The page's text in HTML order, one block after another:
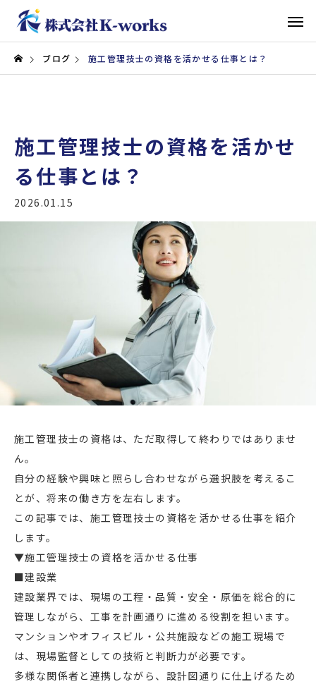
ブログ 施工管理技士の資格を活かせる仕事とは？
施工管理技士の資格を活かせ
る仕事とは？
2026.01.15
施工管理技士の資格は、ただ取得して終わりではありませ
ん。
自分の経験や興味と照らし合わせながら選択肢を考えるこ
とが、将来の働き方を左右します。
この記事では、施工管理技士の資格を活かせる仕事を紹介
します。
▼施工管理技士の資格を活かせる仕事
■建設業
建設業界では、現場の工程・品質・安全・原価を総合的に
管理しながら、工事を計画通りに進める役割を担います。
マンションやオフィスビル・公共施設などの施工現場で
は、現場監督としての技術と判断力が必要です。
多様な関係者と連携しながら、設計図通りに仕上げるため